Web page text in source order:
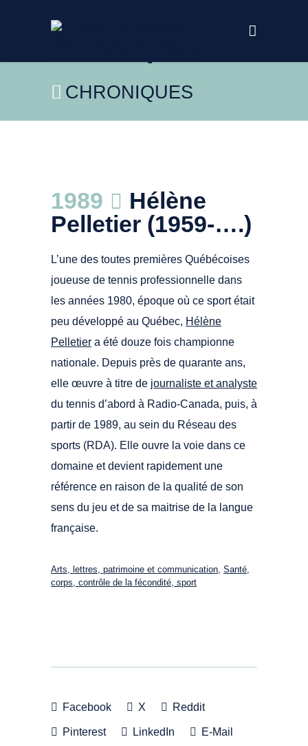
CHRONIQUES
Collections de BAnQ UR -
https://numerique.banq.qc.ca/patrimoine/details/52327/
1989
Hélène
Pelletier (1959-….)
L’une des toutes premières Québécoises
joueuse de tennis professionnelle dans
les années 1980, époque où ce sport était
peu développé au Québec, Hélène
Pelletier a été douze fois championne
nationale. Depuis près de quarante ans,
elle œuvre à titre de journaliste et analyste
du tennis d’abord à Radio-Canada, puis, à
partir de 1989, au sein du Réseau des
sports (RDA). Elle ouvre la voie dans ce
domaine et devient rapidement une
référence en raison de la qualité de son
sens du jeu et de sa maitrise de la langue
française.
Arts, lettres, patrimoine et communication, Santé,
corps, contrôle de la fécondité, sport
Facebook X Reddit
Pinterest LinkedIn E-Mail